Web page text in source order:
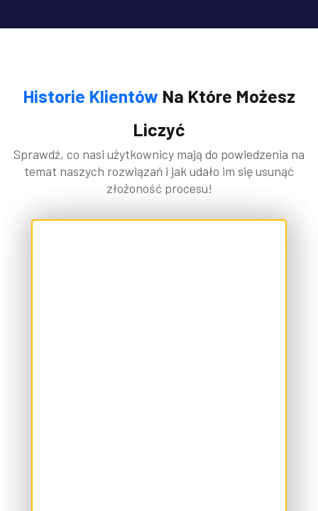
Historie Klientów Na Które Możesz
Liczyć
Sprawdź, co nasi użytkownicy mają do powiedzenia na
temat naszych rozwiązań i jak udało im się usunąć
złożoność procesu!